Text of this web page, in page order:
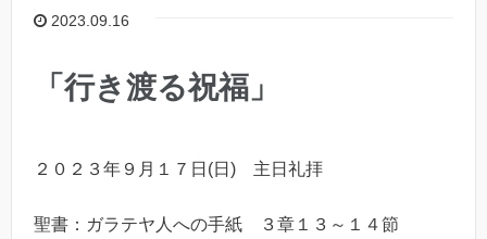
2023.09.16
「行き渡る祝福」
２０２３年９月１７日(日) 主日礼拝
聖書：ガラテヤ人への手紙 ３章１３～１４節